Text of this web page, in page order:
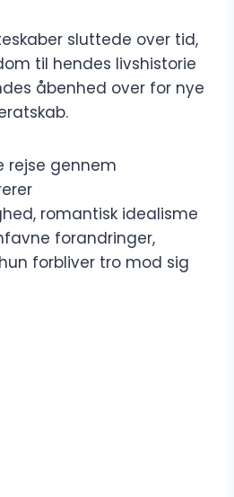
sluttede over tid,
til hendes livshistorie
åbenhed over for nye
rejse gennem
romantisk idealisme
forandringer,
forbliver tro mod sig